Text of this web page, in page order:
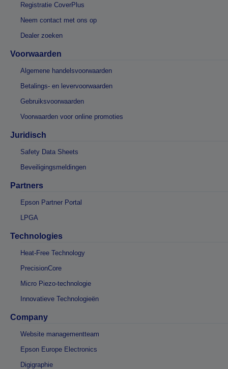
Registratie CoverPlus
Neem contact met ons op
Dealer zoeken
Voorwaarden
Algemene handelsvoorwaarden
Betalings- en levervoorwaarden
Gebruiksvoorwaarden
Voorwaarden voor online promoties
Juridisch
Safety Data Sheets
Beveiligingsmeldingen
Partners
Epson Partner Portal
LPGA
Technologies
Heat-Free Technology
PrecisionCore
Micro Piezo-technologie
Innovatieve Technologieën
Company
Website managementteam
Epson Europe Electronics
Digigraphie